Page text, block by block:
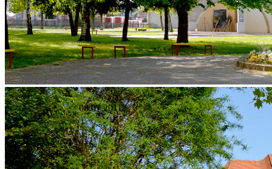
19.08.2011.
08.07.2011.